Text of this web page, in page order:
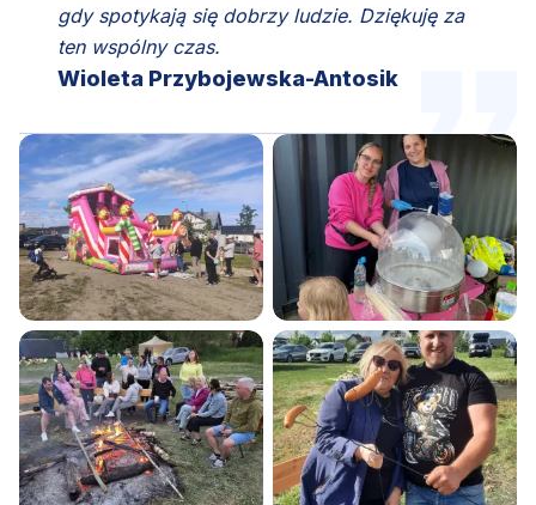
gdy spotykają się dobrzy ludzie. Dziękuję za
ten wspólny czas.
Wioleta Przybojewska-Antosik